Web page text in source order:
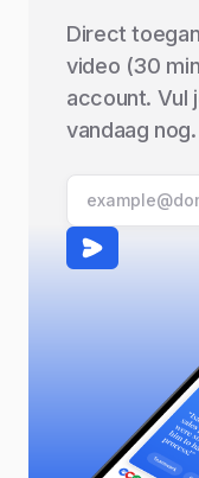
Direct
video (30
account. Vul
vandaag nog.